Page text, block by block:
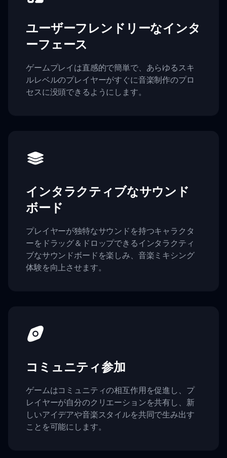
ユーザーフレンドリーなインタ
ーフェース
ゲームプレイは直感的で簡単で、あらゆるスキ
ルレベルのプレイヤーがすぐに音楽制作のプロ
セスに没頭できるようにします。
インタラクティブなサウンド
ボード
プレイヤーが独特なサウンドを持つキャラクタ
ーをドラッグ＆ドロップできるインタラクティ
ブなサウンドボードを楽しみ、音楽ミキシング
体験を向上させます。
コミュニティ参加
ゲームはコミュニティの相互作用を促進し、プ
レイヤーが自分のクリエーションを共有し、新
しいアイデアや音楽スタイルを共同で生み出す
ことを可能にします。